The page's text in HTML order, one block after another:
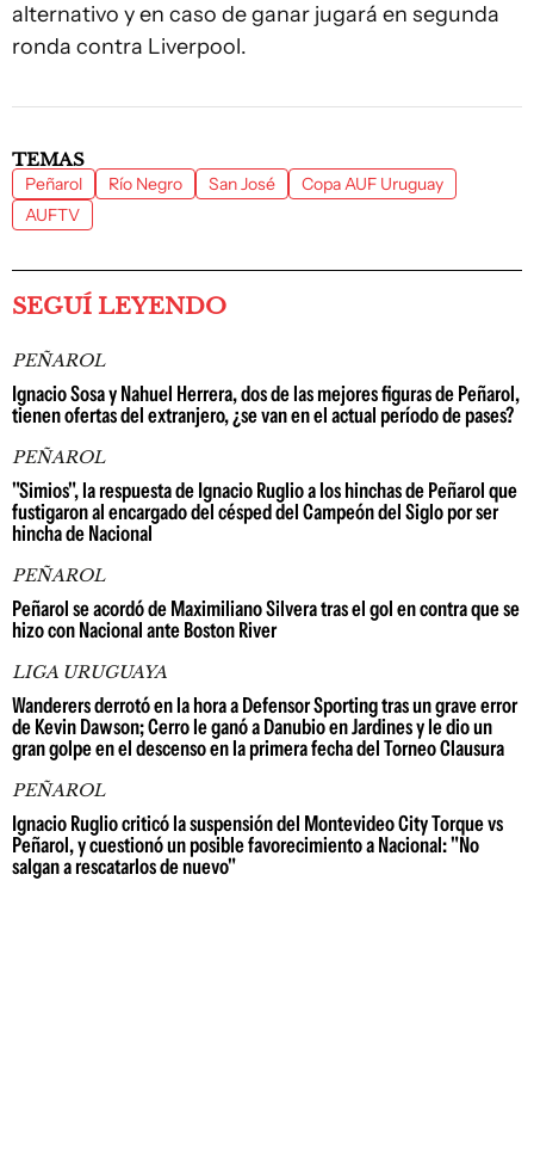
alternativo y en caso de ganar jugará en segunda
ronda contra Liverpool.
TEMAS
Peñarol Río Negro San José
Copa AUF Uruguay
AUFTV
SEGUÍ LEYENDO
PEÑAROL
Ignacio Sosa y Nahuel Herrera, dos de las mejores figuras de Peñarol,
tienen ofertas del extranjero, ¿se van en el actual período de pases?
PEÑAROL
"Simios", la respuesta de Ignacio Ruglio a los hinchas de Peñarol que
fustigaron al encargado del césped del Campeón del Siglo por ser
hincha de Nacional
PEÑAROL
Peñarol se acordó de Maximiliano Silvera tras el gol en contra que se
hizo con Nacional ante Boston River
LIGA URUGUAYA
Wanderers derrotó en la hora a Defensor Sporting tras un grave error
de Kevin Dawson; Cerro le ganó a Danubio en Jardines y le dio un
gran golpe en el descenso en la primera fecha del Torneo Clausura
PEÑAROL
Ignacio Ruglio criticó la suspensión del Montevideo City Torque vs
Peñarol, y cuestionó un posible favorecimiento a Nacional: "No
salgan a rescatarlos de nuevo"